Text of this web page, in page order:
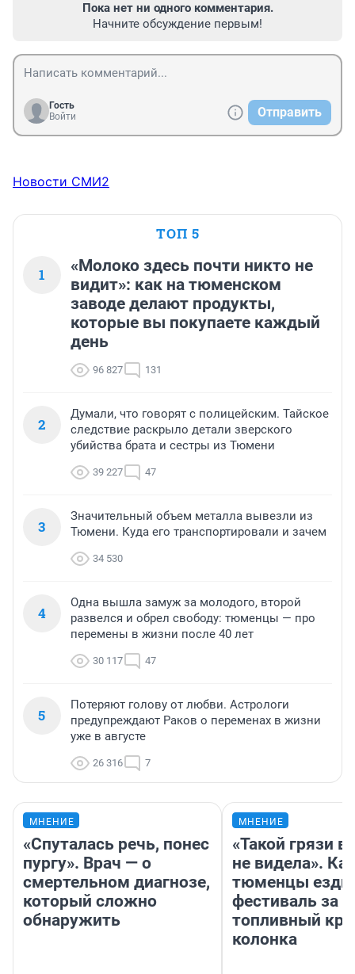
Пока нет ни одного комментария.
Начните обсуждение первым!
Гость
Войти
Отправить
Новости СМИ2
ТОП 5
1
«Молоко здесь почти никто не
видит»: как на тюменском
заводе делают продукты,
которые вы покупаете каждый
день
96 827 131
2
Думали, что говорят с полицейским. Тайское
следствие раскрыло детали зверского
убийства брата и сестры из Тюмени
39 227 47
3
Значительный объем металла вывезли из
Тюмени. Куда его транспортировали и зачем
34 530
4
Одна вышла замуж за молодого, второй
развелся и обрел свободу: тюменцы — про
перемены в жизни после 40 лет
30 117 47
5
Потеряют голову от любви. Астрологи
предупреждают Раков о переменах в жизни
уже в августе
26 316 7
МНЕНИЕ
«Спуталась речь, понес
пургу». Врач — о
смертельном диагнозе,
который сложно
обнаружить
МНЕНИЕ
«Такой грязи
не видела».
тюменцы
фестиваль за
топливный
колонка